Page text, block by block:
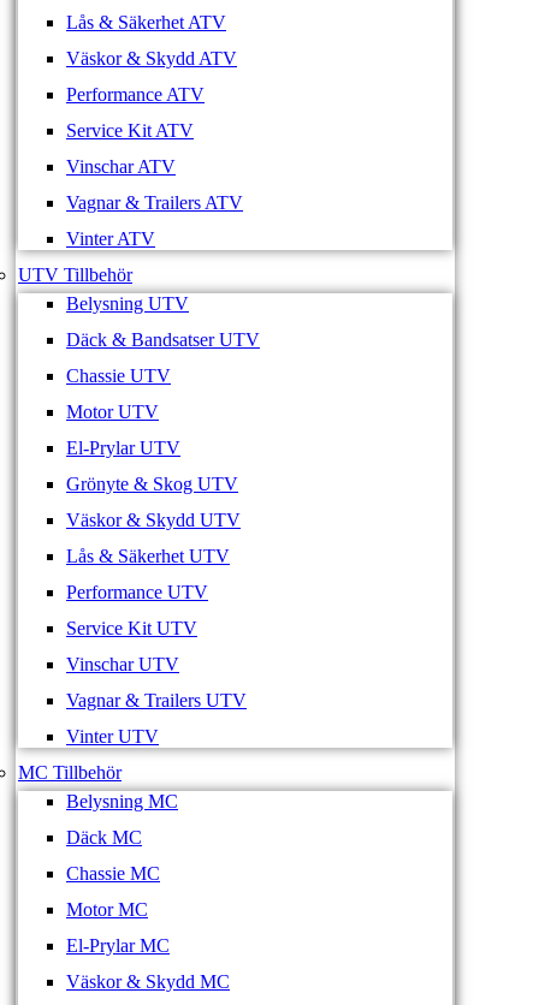
Lås & Säkerhet ATV
Väskor & Skydd ATV
Performance ATV
Service Kit ATV
Vinschar ATV
Vagnar & Trailers ATV
Vinter ATV
UTV Tillbehör
Belysning UTV
Däck & Bandsatser UTV
Chassie UTV
Motor UTV
El-Prylar UTV
Grönyte & Skog UTV
Väskor & Skydd UTV
Lås & Säkerhet UTV
Performance UTV
Service Kit UTV
Vinschar UTV
Vagnar & Trailers UTV
Vinter UTV
MC Tillbehör
Belysning MC
Däck MC
Chassie MC
Motor MC
El-Prylar MC
Väskor & Skydd MC